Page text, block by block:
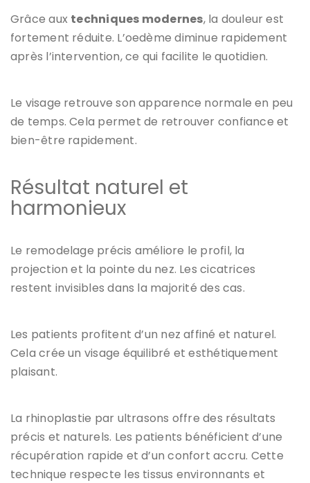
Grâce aux techniques modernes, la douleur est
fortement réduite. L’oedème diminue rapidement
après l’intervention, ce qui facilite le quotidien.
Le visage retrouve son apparence normale en peu
de temps. Cela permet de retrouver confiance et
bien-être rapidement.
Résultat naturel et
harmonieux
Le remodelage précis améliore le profil, la
projection et la pointe du nez. Les cicatrices
restent invisibles dans la majorité des cas.
Les patients profitent d’un nez affiné et naturel.
Cela crée un visage équilibré et esthétiquement
plaisant.
La rhinoplastie par ultrasons offre des résultats
précis et naturels. Les patients bénéficient d’une
récupération rapide et d’un confort accru. Cette
technique respecte les tissus environnants et